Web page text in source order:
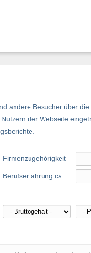
andere Besucher über
der Webseite
Firmenzugehörigkeit
Berufserfahrung ca.